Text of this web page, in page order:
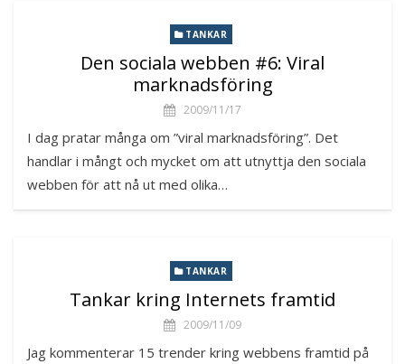
TANKAR
Den sociala webben #6: Viral
marknadsföring
2009/11/17
I dag pratar många om ”viral marknadsföring”. Det
handlar i mångt och mycket om att utnyttja den sociala
webben för att nå ut med olika…
TANKAR
Tankar kring Internets framtid
2009/11/09
Jag kommenterar 15 trender kring webbens framtid på